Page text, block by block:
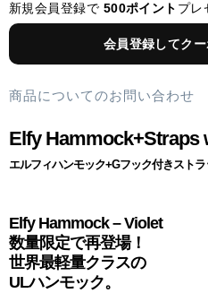
新規会員登録で 500ポイント プレ
会員登録してク
商品についてのお問い合わせ
Elfy Hammock+Straps
エルフィハンモック+Gフック付きストラ
Elfy Hammock – Violet
数量限定で再登場！
世界最軽量クラスの
ULハンモック。